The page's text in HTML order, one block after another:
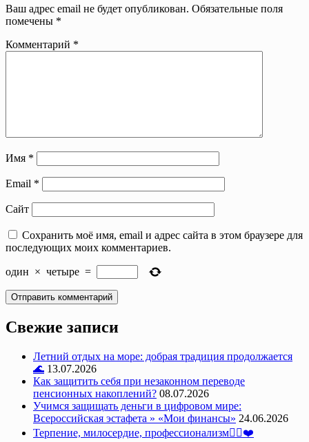
Ваш адрес email не будет опубликован. Обязательные поля
помечены *
Комментарий *
Имя *
Email *
Сайт
Сохранить моё имя, email и адрес сайта в этом браузере для
последующих моих комментариев.
один × четыре =
Свежие записи
Летний отдых на море: добрая традиция продолжается
🌊 13.07.2026
Как защитить себя при незаконном переводе
пенсионных накоплений? 08.07.2026
Учимся защищать деньги в цифровом мире:
Всероссийская эстафета » «Мои финансы» 24.06.2026
Терпение, милосердие, профессионализм👩‍⚕️❤️